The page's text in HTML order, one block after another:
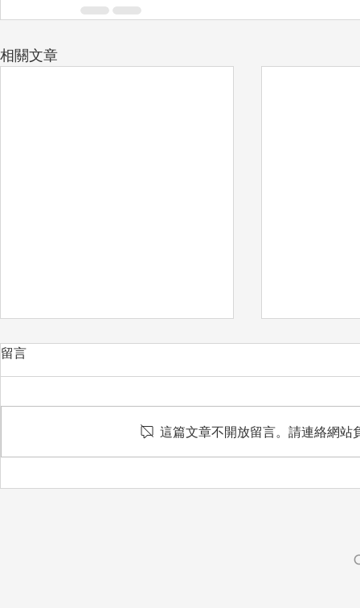
相關文章
愛惜
想把最好的
留言
這篇文章不開放留言。請連絡網站